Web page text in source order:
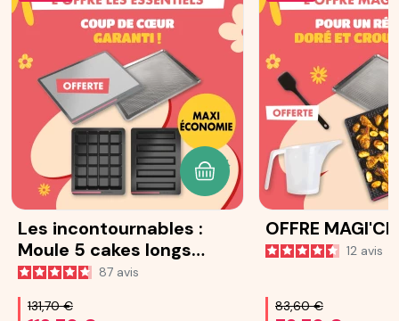
Les incontournables :
Moule 5 cakes longs
Ohra®
87 avis
131,70 €
AJOUTER AU PANIER
OFFRE
12 avis
83,60 €